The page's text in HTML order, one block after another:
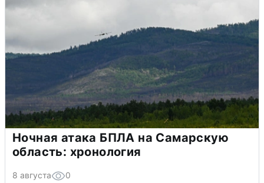
Ночная атака БПЛА на Самарскую
область: хронология
8 августа 0